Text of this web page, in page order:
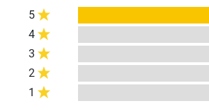
5
4
3
2
1